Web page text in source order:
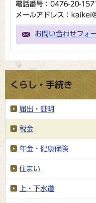
電話番号：0476-20-
メールアドレス：
お問い合わせフォ
くらし・手続き
届出・証明
税金
年金・健康保険
住まい
上・下水道